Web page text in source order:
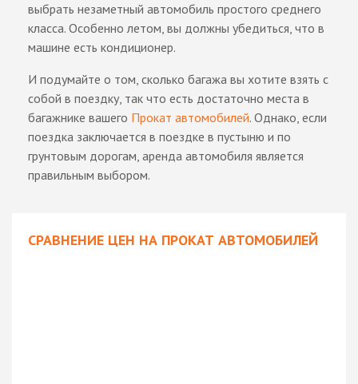
выбрать незаметный автомобиль простого среднего
класса. Особенно летом, вы должны убедиться, что в
машине есть кондиционер.
И подумайте о том, сколько багажа вы хотите взять с
собой в поездку, так что есть достаточно места в
багажнике вашего Прокат автомобилей. Однако, если
поездка заключается в поездке в пустыню и по
грунтовым дорогам, аренда автомобиля является
правильным выбором.
СРАВНЕНИЕ ЦЕН НА ПРОКАТ АВТОМОБИЛЕЙ